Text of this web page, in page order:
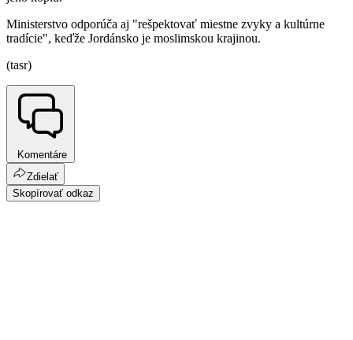
Ministerstvo odporúča aj "rešpektovať miestne zvyky a kultúrne
tradície", keďže Jordánsko je moslimskou krajinou.
(tasr)
Komentáre
Zdielať
Skopírovať odkaz